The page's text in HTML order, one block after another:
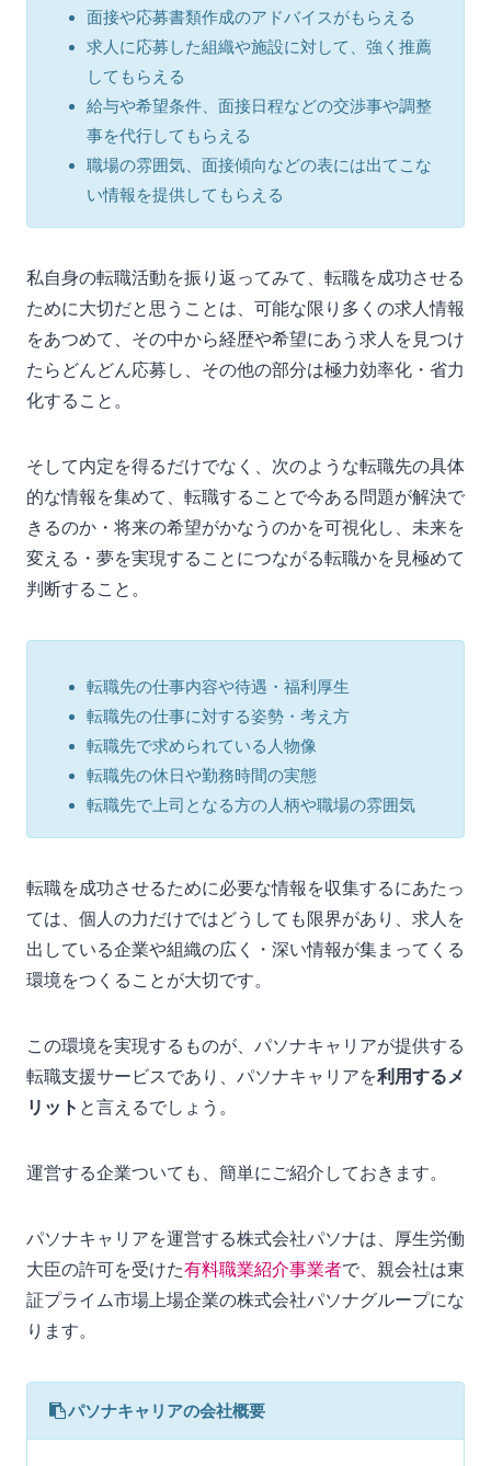
面接や応募書類作成のアドバイスがもらえる
求人に応募した組織や施設に対して、強く推薦
してもらえる
給与や希望条件、面接日程などの交渉事や調整
事を代行してもらえる
職場の雰囲気、面接傾向などの表には出てこな
い情報を提供してもらえる
私自身の転職活動を振り返ってみて、転職を成功させる
ために大切だと思うことは、可能な限り多くの求人情報
をあつめて、その中から経歴や希望にあう求人を見つけ
たらどんどん応募し、その他の部分は極力効率化・省力
化すること。
そして内定を得るだけでなく、次のような転職先の具体
的な情報を集めて、転職することで今ある問題が解決で
きるのか・将来の希望がかなうのかを可視化し、未来を
変える・夢を実現することにつながる転職かを見極めて
判断すること。
転職先の仕事内容や待遇・福利厚生
転職先の仕事に対する姿勢・考え方
転職先で求められている人物像
転職先の休日や勤務時間の実態
転職先で上司となる方の人柄や職場の雰囲気
転職を成功させるために必要な情報を収集するにあたっ
ては、個人の力だけではどうしても限界があり、求人を
出している企業や組織の広く・深い情報が集まってくる
環境をつくることが大切です。
この環境を実現するものが、パソナキャリアが提供する
転職支援サービスであり、パソナキャリアを利用するメ
リット と言えるでしょう。
運営する企業ついても、簡単にご紹介しておきます。
パソナキャリアを運営する株式会社パソナは、厚生労働
大臣の許可を受けた有料職業紹介事業者で、親会社は東
証プライム市場上場企業の株式会社パソナグループにな
ります。
パソナキャリアの会社概要